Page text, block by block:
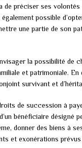
de préciser ses
possible
une partie de son
la possibilité de
et patrimoniale.
survivant et
de succession à
bénéficiaire désigné
donner des biens à
et exonérations